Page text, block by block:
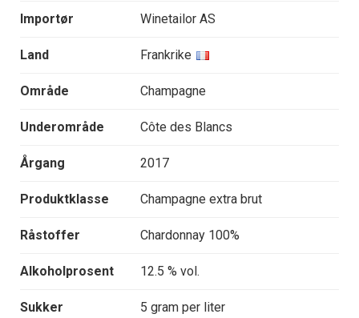
Importør Winetailor AS
Land Frankrike
Område Champagne
Underområde Côte des Blancs
Årgang 2017
Produktklasse Champagne extra brut
Råstoffer Chardonnay 100%
Alkoholprosent 12.5 % vol.
Sukker 5 gram per liter